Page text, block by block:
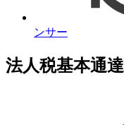
ンサー
法人税基本通達